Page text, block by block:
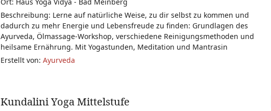
Beschreibung: Lerne auf natürliche Weise, zu dir selbst zu kommen und
dadurch zu mehr Energie und Lebensfreude zu finden: Grundlagen des
Ayurveda, Ölmassage-Workshop, verschiedene Reinigungsmethoden und
heilsame Ernährung. Mit Yogastunden, Meditation und Mantrasin
Erstellt von:Ayurveda
Kundalini Yoga Mittelstufe